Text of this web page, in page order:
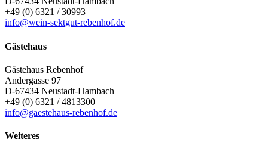
+49 (0) 6321 / 30993
info@wein-sektgut-rebenhof.de
Gästehaus
Gästehaus Rebenhof
Andergasse 97
D-67434 Neustadt-Hambach
+49 (0) 6321 / 4813300
info@gaestehaus-rebenhof.de
Weiteres